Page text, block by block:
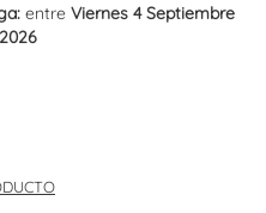
entre Viernes 4 Septiembre